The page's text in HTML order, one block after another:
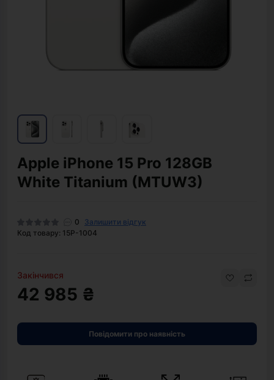
Apple iPhone 15 Pro 128GB
White Titanium (MTUW3)
0
Залишити відгук
Код товару: 15P-1004
Закінчився
42 985 ₴
Повідомити про наявність